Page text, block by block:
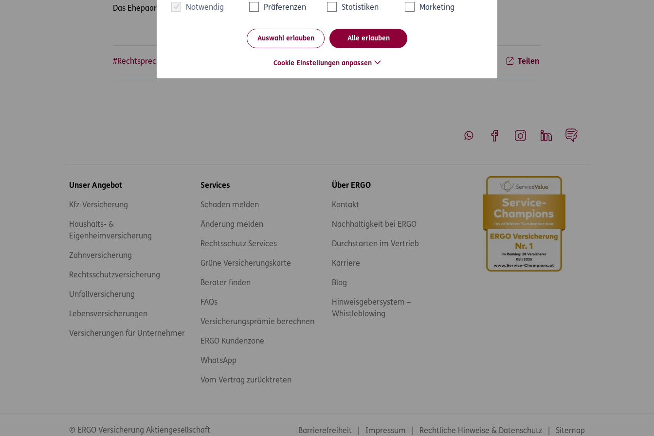
Notwendig Präferenzen Statistiken Marketing
Auswahl erlauben Alle erlauben
Cookie Einstellungen anpassen
Das Ehepaar H. muss also seinen Schaden selbst tragen.
#Rechtsprechung #Reise Teilen
Inhaltsübersicht
Unser Angebot
Kfz-Versicherung
Haushalts- &
Eigenheimversicherung
Zahnversicherung
Rechtsschutzversicherung
Unfallversicherung
Lebensversicherungen
Versicherungen für Unternehmer
Services
Schaden melden
Änderung melden
Rechtsschutz Services
Grüne Versicherungskarte
Berater finden
FAQs
Versicherungsprämie berechnen
ERGO Kundenzone
WhatsApp
Vom Vertrag zurücktreten
Über ERGO
Kontakt
Nachhaltigkeit bei ERGO
Durchstarten im Vertrieb
Karriere
Blog
Hinweisgebersystem –
Whistleblowing
© ERGO Versicherung Aktiengesellschaft Footer-Links
Barrierefreiheit Impressum Rechtliche Hinweise & Datenschutz Sitemap